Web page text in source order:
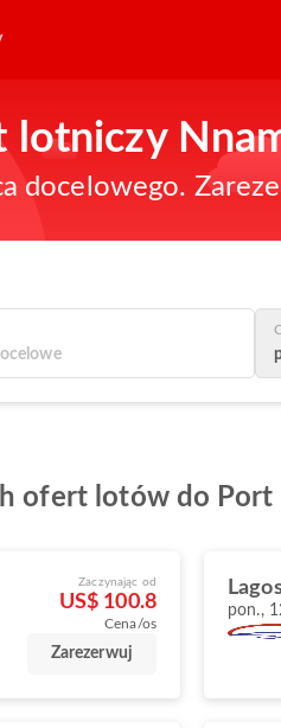
docelowego.
ofert lotów do
Zaczynając od
US$ 100.8
Cena/os
Zarezerwuj
pon.,